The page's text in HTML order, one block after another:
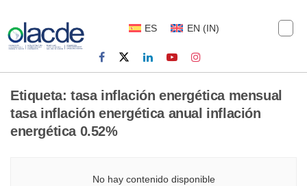
ES EN (IN)
Etiqueta: tasa inflación energética mensual
tasa inflación energética anual inflación
energética 0.52%
No hay contenido disponible